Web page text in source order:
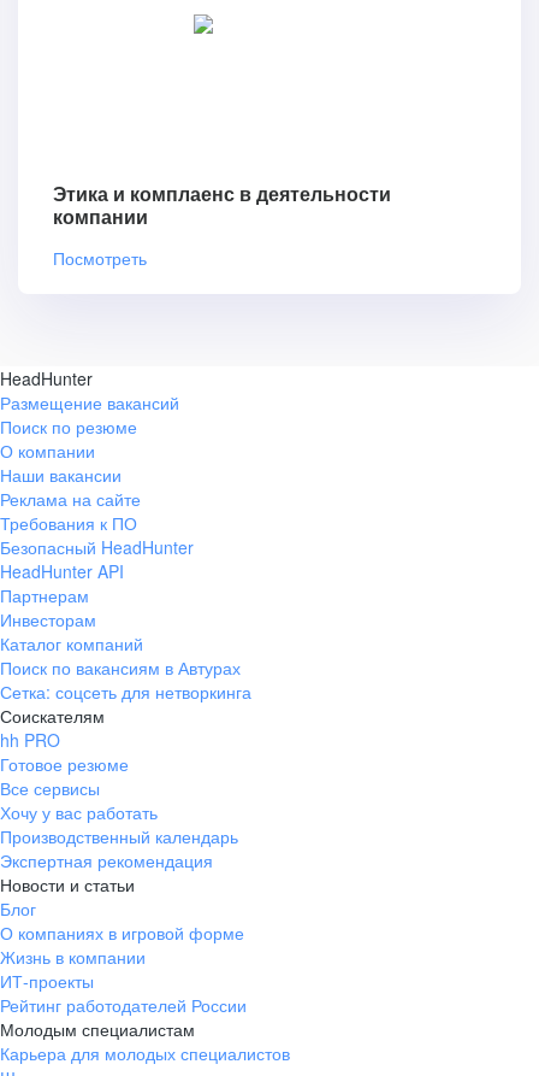
Этика и комплаенс в деятельности
компании
Посмотреть
HeadHunter
Размещение вакансий
Поиск по резюме
О компании
Наши вакансии
Реклама на сайте
Требования к ПО
Безопасный HeadHunter
HeadHunter API
Партнерам
Инвесторам
Каталог компаний
Поиск по вакансиям в Автурах
Сетка: соцсеть для нетворкинга
Соискателям
hh PRO
Готовое резюме
Все сервисы
Хочу у вас работать
Производственный календарь
Экспертная рекомендация
Новости и статьи
Блог
О компаниях в игровой форме
Жизнь в компании
ИТ-проекты
Рейтинг работодателей России
Молодым специалистам
Карьера для молодых специалистов